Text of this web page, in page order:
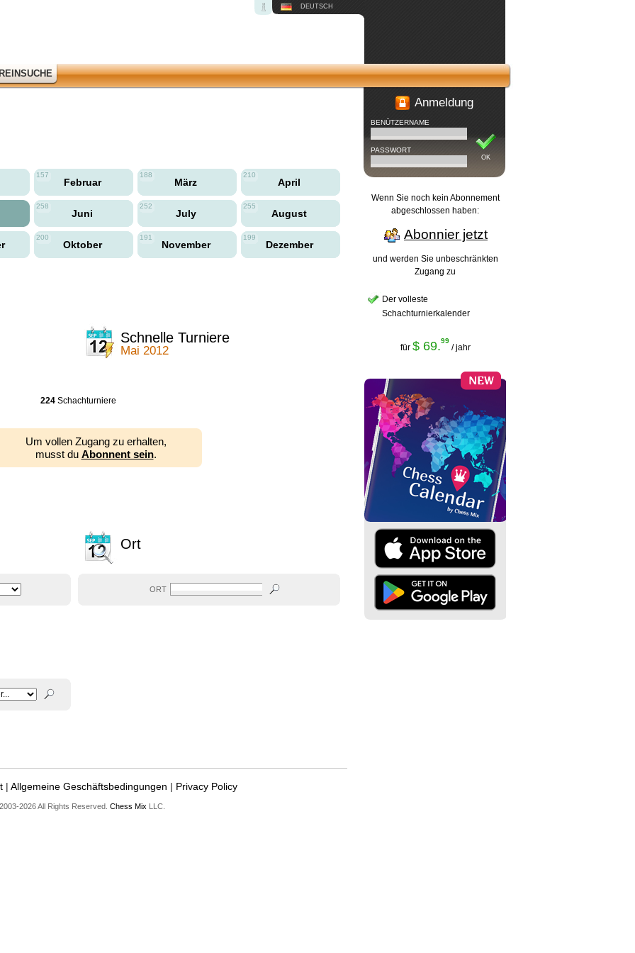
DEUTSCH
157
Februar
188
März
210
April
258
Juni
252
July
255
August
200
Oktober
191
November
199
Dezember
Schnelle Turniere
Mai 2012
224Schachturniere
Um vollen Zugang zu erhalten,
musst du Abonnent sein.
Ort
ORT
| Allgemeine Geschäftsbedingungen | Privacy Policy
2026 All Rights Reserved. Chess Mix LLC.
Anmeldung
OK
BENÜTZERNAME
PASSWORT
Wenn Sie noch kein Abonnement
abgeschlossen haben:
Abonnier jetzt
und werden Sie unbeschränkten
Zugang zu
Der volleste
Schachturnierkalender
für $ 69.99
/ jahr